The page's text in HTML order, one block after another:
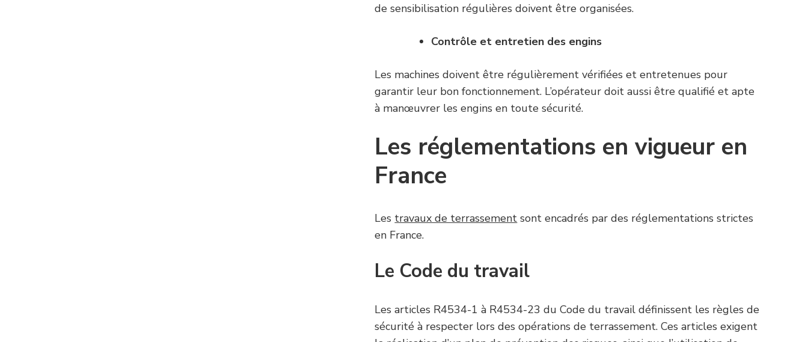
de sensibilisation régulières doivent être organisées.
Contrôle et entretien des engins
Les machines doivent être régulièrement vérifiées et entretenues pour
garantir leur bon fonctionnement. L’opérateur doit aussi être qualifié et apte
à manœuvrer les engins en toute sécurité.
Les réglementations en vigueur en
France
Les travaux de terrassement sont encadrés par des réglementations strictes
en France.
Le Code du travail
Les articles R4534-1 à R4534-23 du Code du travail définissent les règles de
sécurité à respecter lors des opérations de terrassement. Ces articles exigent